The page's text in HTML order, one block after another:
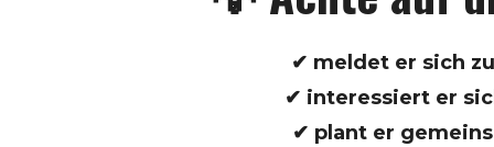
✔ meldet er sich
✔ interessiert er
✔ plant er